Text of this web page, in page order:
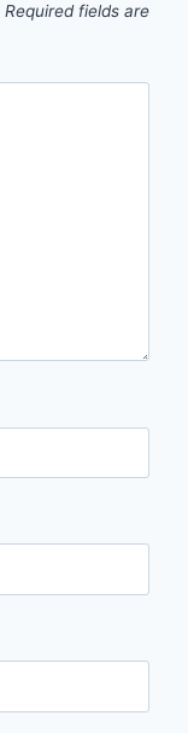
Required fields are